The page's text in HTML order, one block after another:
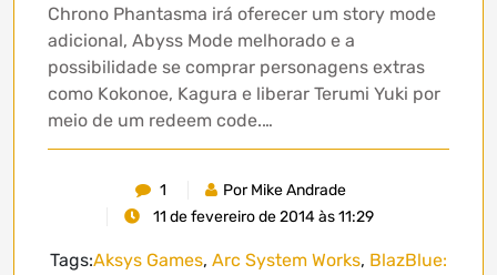
Chrono Phantasma irá oferecer um story mode
adicional, Abyss Mode melhorado e a
possibilidade se comprar personagens extras
como Kokonoe, Kagura e liberar Terumi Yuki por
meio de um redeem code.…
1
Por Mike Andrade
11 de fevereiro de 2014 às 11:29
Tags:Aksys Games, Arc System Works, BlazBlue: